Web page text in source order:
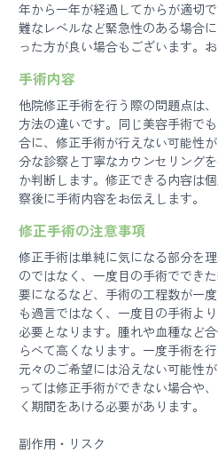
年から一年が経過してからが適切
難なレベルなど緊急性のある場合
った方が良い場合もございます。
手術内容
他院修正手術を行う際の問題点は
方法の違いです。同じ美容手術で
合に、修正手術が行えない可能性
分な診察と丁寧なカウンセリング
か判断します。修正できる内容は
察後に手術内容をお伝えします。
修正手術の注意事項
修正手術は単純に気になる部分を
のではなく、一度目の手術ででき
要になるなど、手術の工程数が一
も過言ではなく、一度目の手術よ
必要となります。腫れや血種など
らべて高くなります。一度手術を
元々のご希望には沿えない可能性
っては修正手術ができない場合や
く期間をあける必要があります。
副作用・リスク